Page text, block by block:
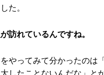
た。
れているんですね。
やってみて分かったのは
したことないんだな」と